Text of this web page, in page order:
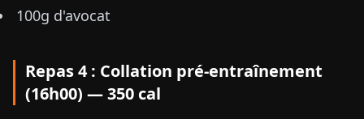
100g d'avocat
Repas 4 : Collation pré-entraînement
(16h00) — 350 cal